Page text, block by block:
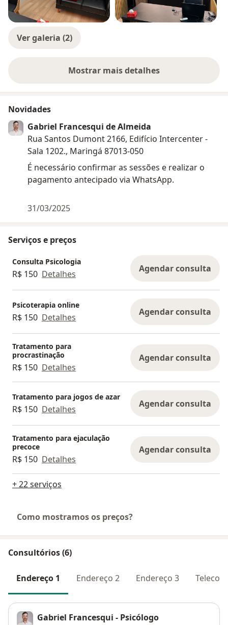
Ver galeria (2)
Mostrar mais detalhes
sobre a experiência
Novidades
Gabriel Francesqui de Almeida
Rua Santos Dumont 2166, Edifício Intercenter -
Sala 1202., Maringá 87013-050
É necessário confirmar as sessões e realizar o
pagamento antecipado via WhatsApp.
31/03/2025
Serviços e preços
Consulta Psicologia
R$ 150 Detalhes Agendar consulta
Psicoterapia online
R$ 150 Detalhes Agendar consulta
Tratamento para
procrastinação
R$ 150 Detalhes
Agendar consulta
Tratamento para jogos de azar
R$ 150 Detalhes Agendar consulta
Tratamento para ejaculação
precoce
R$ 150 Detalhes
Agendar consulta
+ 22 serviços
Como mostramos os preços?
Consultórios (6)
Endereço 1 Endereço 2 Endereço 3
Gabriel Francesqui - Psicólogo